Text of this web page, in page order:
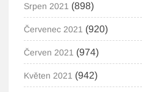
Srpen 2021 (898)
Červenec 2021 (920)
Červen 2021 (974)
Květen 2021 (942)